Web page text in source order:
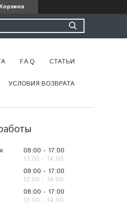
Корзина
F.A.Q СТАТЬИ
УСЛОВИЯ ВОЗВРАТА
08:00
17:00
13:00
14:00
08:00
17:00
13:00
14:00
08:00
17:00
13:00
14:00